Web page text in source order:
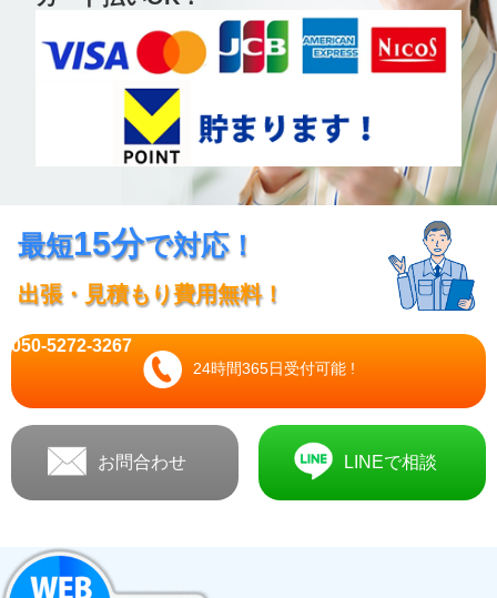
最短15分で対応！
出張・見積もり費用無料！
24時間365日受付可能 !
050-5272-3267
お問合わせ LINEで相談